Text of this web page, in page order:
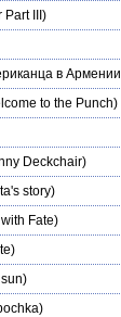
Part III)
в Армении
to the Punch)
Deckchair)
story)
Fate)